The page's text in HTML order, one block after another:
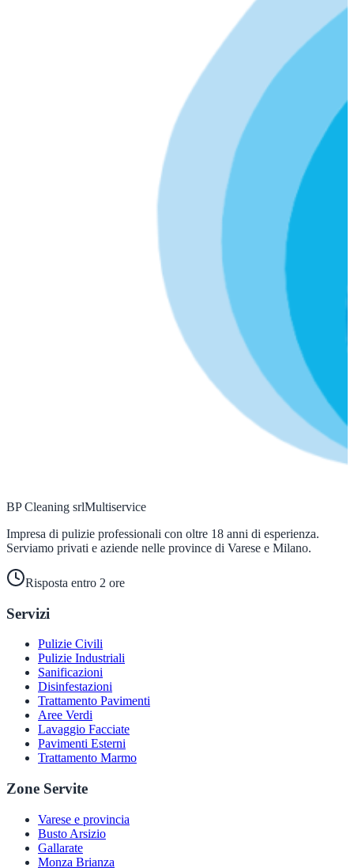
BP Cleaning srlMultiservice
Impresa di pulizie professionali con oltre 18 anni di esperienza.
Serviamo privati e aziende nelle province di Varese e Milano.
Risposta entro 2 ore
Servizi
Pulizie Civili
Pulizie Industriali
Sanificazioni
Disinfestazioni
Trattamento Pavimenti
Aree Verdi
Lavaggio Facciate
Pavimenti Esterni
Trattamento Marmo
Zone Servite
Varese e provincia
Busto Arsizio
Gallarate
Monza Brianza